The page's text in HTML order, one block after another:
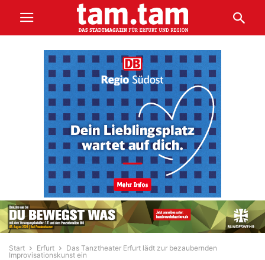
Start Erfurt
Das Tanztheater Erfurt lädt zur bezaubernden
Improvisationskunst ein